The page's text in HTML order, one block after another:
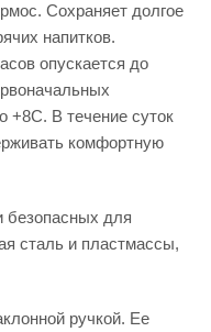
Сохраняет долгое
напитков.
опускается до
+8С. В течение суток
комфортную
безопасных для
сталь и пластмассы,
ручкой. Ее